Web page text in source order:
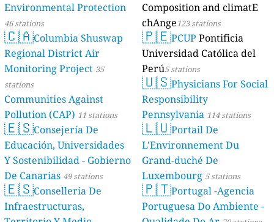
Environmental Protection
46 stations
🇨🇦Columbia Shuswap
Regional District Air
Monitoring Project 35
stations
Communities Against
Pollution (CAP) 11 stations
🇪🇸Consejería De
Educación, Universidades
Y Sostenibilidad - Gobierno
De Canarias 49 stations
🇪🇸Conselleria De
Infraestructuras,
Composition and climatE
chAnge123 stations
🇵🇪PCUP Pontificia
Universidad Católica del
Perú5 stations
🇺🇸Physicians For Social
Responsibility
Pennsylvania 114 stations
🇱🇺Portail De
L'Environnement Du
Grand-duché De
Luxembourg 5 stations
🇵🇹Portugal -Agencia
Portuguesa Do Ambiente -